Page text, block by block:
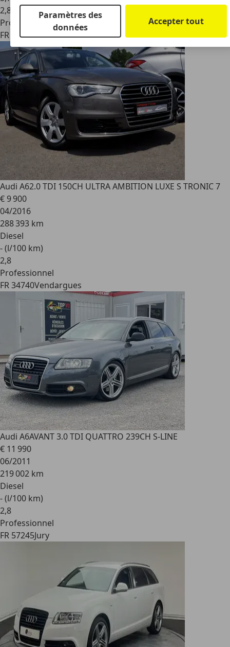
2,8
Professionnel
FR 78300Poissy
Audi A62.0 TDI 150CH ULTRA AMBITION LUXE S TRONIC 7
€ 9 900
04/2016
288 393 km
Diesel
- (l/100 km)
2,8
Professionnel
FR 34740Vendargues
Audi A6AVANT 3.0 TDI QUATTRO 239CH S-LINE
€ 11 990
06/2011
219 002 km
Diesel
- (l/100 km)
2,8
Professionnel
FR 57245Jury
Paramètres des
données
Accepter tout